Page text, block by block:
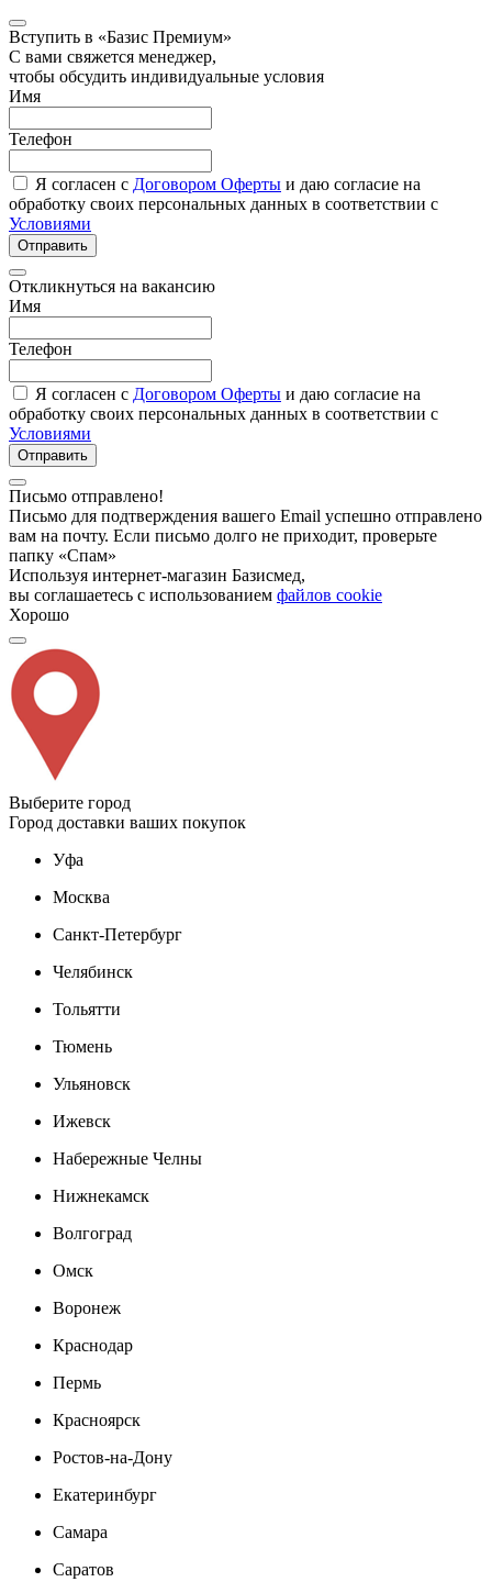
Вступить в «Базис Премиум»
С вами свяжется менеджер,
чтобы обсудить индивидуальные условия
Имя
Телефон
Я согласен с Договором Оферты и даю согласие на
обработку своих персональных данных в соответствии с
Условиями
Отправить
Откликнуться на вакансию
Имя
Телефон
Я согласен с Договором Оферты и даю согласие на
обработку своих персональных данных в соответствии с
Условиями
Отправить
Письмо отправлено!
Письмо для подтверждения вашего Email успешно отправлено
вам на почту. Если письмо долго не приходит, проверьте
папку «Спам»
Используя интернет-магазин Базисмед,
вы соглашаетесь с использованием файлов cookie
Хорошо
Выберите город
Город доставки ваших покупок
Уфа
Москва
Санкт-Петербург
Челябинск
Тольятти
Тюмень
Ульяновск
Ижевск
Набережные Челны
Нижнекамск
Волгоград
Омск
Воронеж
Краснодар
Пермь
Красноярск
Ростов-на-Дону
Екатеринбург
Самара
Саратов